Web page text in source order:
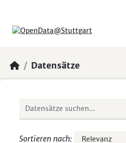
Datensätze
Sortieren nach